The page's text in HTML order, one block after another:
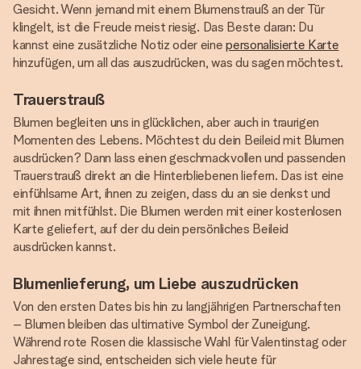
Gesicht. Wenn jemand mit einem Blumenstrauß an der Tür
klingelt, ist die Freude meist riesig. Das Beste daran: Du
kannst eine zusätzliche Notiz oder einepersonalisierte Karte
hinzufügen, um all das auszudrücken, was du sagen möchtest.
Trauerstrauß
Blumen begleiten uns in glücklichen, aber auch in traurigen
Momenten des Lebens. Möchtest du dein Beileid mit Blumen
ausdrücken? Dann lass einen geschmackvollen und passenden
Trauerstrauß direkt an die Hinterbliebenen liefern. Das ist eine
einfühlsame Art, ihnen zu zeigen, dass du an sie denkst und
mit ihnen mitfühlst. Die Blumen werden mit einer kostenlosen
Karte geliefert, auf der du dein persönliches Beileid
ausdrücken kannst.
Blumenlieferung, um Liebe auszudrücken
Von den ersten Dates bis hin zu langjährigen Partnerschaften
– Blumen bleiben das ultimative Symbol der Zuneigung.
Während rote Rosen die klassische Wahl für Valentinstag oder
Jahrestage sind, entscheiden sich viele heute für